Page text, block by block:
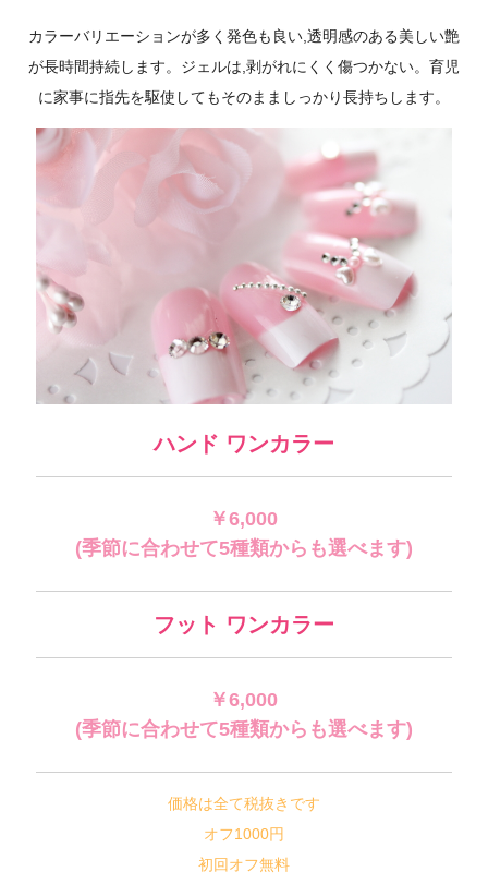
カラーバリエーションが多く発色も良い,透明感のある美しい艶
が長時間持続します。ジェルは,剥がれにくく傷つかない。育児
に家事に指先を駆使してもそのまましっかり長持ちします。
ハンド ワンカラー
￥6,000
(季節に合わせて5種類からも選べます)
フット ワンカラー
￥6,000
(季節に合わせて5種類からも選べます)
価格は全て税抜きです
オフ1000円
初回オフ無料